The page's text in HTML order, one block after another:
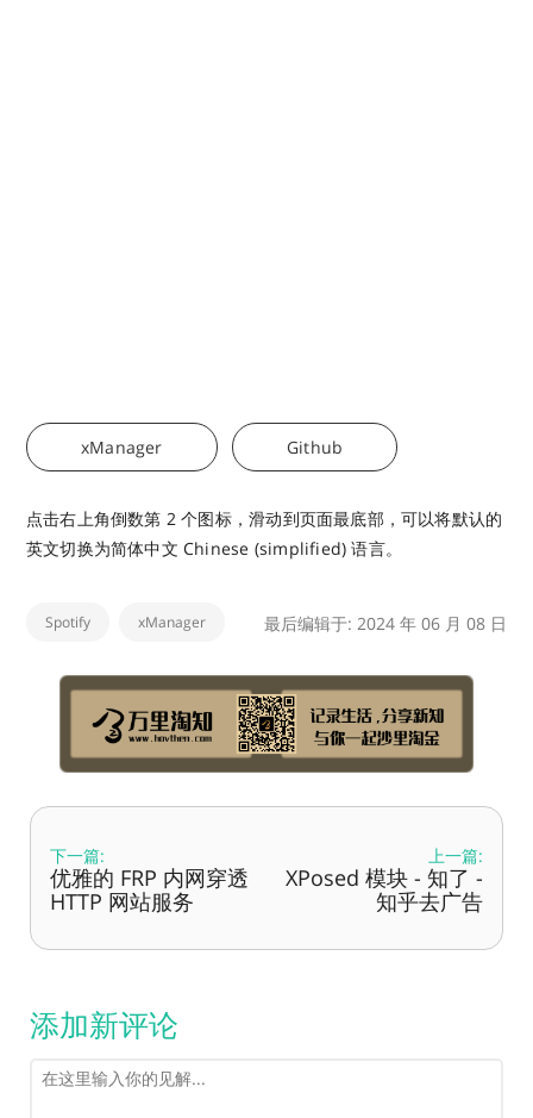
xManager Github
点击右上角倒数第 2 个图标，滑动到页面最底部，可以将默认的
英文切换为简体中文 Chinese (simplified) 语言。
Spotify xManager 最后编辑于: 2024 年 06 月 08 日
下一篇:
优雅的 FRP 内网穿透
HTTP 网站服务
上一篇:
XPosed 模块 - 知了 -
知乎去广告
添加新评论